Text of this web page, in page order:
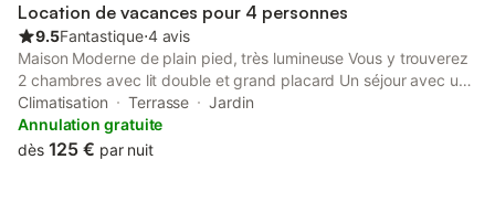
Location de vacances pour 4 personnes
9.5Fantastique⋅4 avis
Maison Moderne de plain pied, très lumineuse Vous y trouverez
2 chambres avec lit double et grand placard Un séjour avec un
canapé et une télévision grand format Une salle à manger avec
un table 6 personnes et un buffet Une cuisine comprenant frigo,
lave vaisselle, micro onde, plaque induction, senséo et four
Climatisation Terrasse
Jardin
Annulation gratuite
dès 125 € par nuit